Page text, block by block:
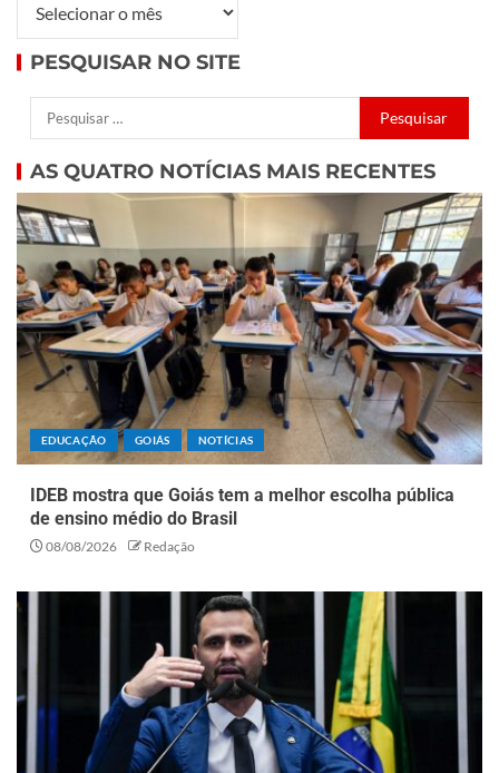
PESQUISAR NO SITE
AS QUATRO NOTÍCIAS MAIS RECENTES
EDUCAÇÃO GOIÁS NOTÍCIAS
IDEB mostra que Goiás tem a melhor escolha pública
de ensino médio do Brasil
08/08/2026 Redação